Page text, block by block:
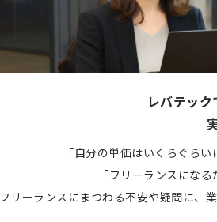
レバテッ
「自分の単価はいくらぐら
「フリーランスにな
フリーランスにまつわる不安や疑問に、